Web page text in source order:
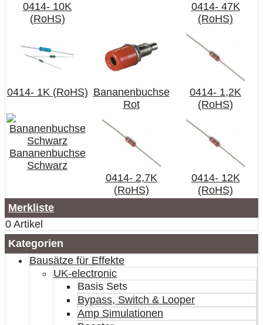
0414- 10K
(RoHS)
0414- 47K
(RoHS)
0414- 1K (RoHS) Bananenbuchse
Rot
0414- 1,2K
(RoHS)
Bananenbuchse
Schwarz
0414- 2,7K
(RoHS)
0414- 12K
(RoHS)
Merkliste
0 Artikel
Kategorien
Bausätze für Effekte
UK-electronic
Basis Sets
Bypass, Switch & Looper
Amp Simulationen